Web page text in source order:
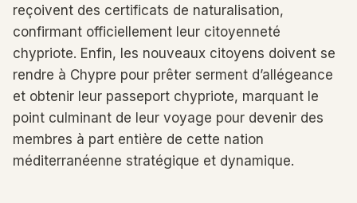
reçoivent des certificats de naturalisation,
confirmant officiellement leur citoyenneté
chypriote. Enfin, les nouveaux citoyens doivent se
rendre à Chypre pour prêter serment d’allégeance
et obtenir leur passeport chypriote, marquant le
point culminant de leur voyage pour devenir des
membres à part entière de cette nation
méditerranéenne stratégique et dynamique.